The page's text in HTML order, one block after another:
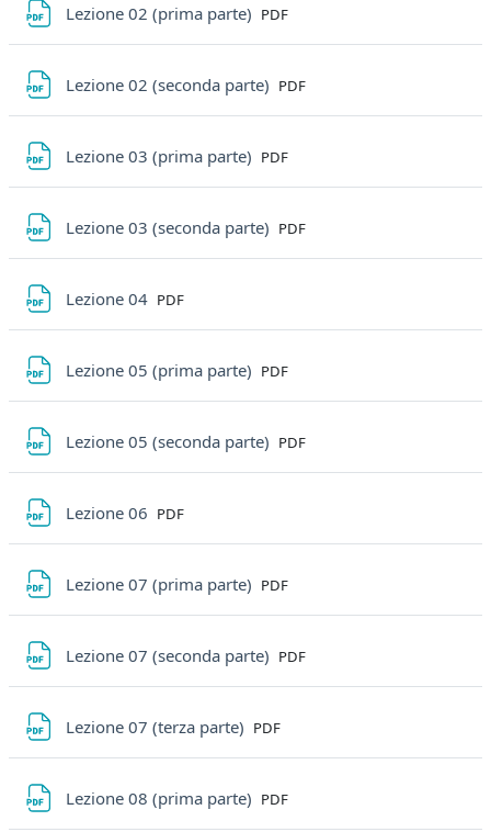
Lezione 02 (prima parte) File
PDF
Lezione 02 (seconda parte) File
PDF
Lezione 03 (prima parte) File
PDF
Lezione 03 (seconda parte) File
PDF
Lezione 04 File
PDF
Lezione 05 (prima parte) File
PDF
Lezione 05 (seconda parte) File
PDF
Lezione 06 File
PDF
Lezione 07 (prima parte) File
PDF
Lezione 07 (seconda parte) File
PDF
Lezione 07 (terza parte) File
PDF
Lezione 08 (prima parte) File
PDF